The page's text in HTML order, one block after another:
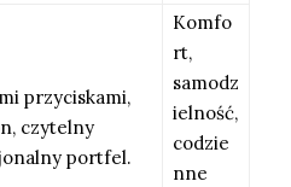
przyciskami,
czytelny
portfel.
Komfo
rt,
samodz
ielność,
codzie
nne